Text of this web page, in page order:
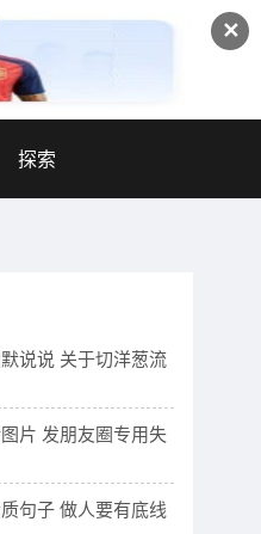
✕
探索
说说 关于切洋葱流
片 发朋友圈专用失
句子 做人要有底线